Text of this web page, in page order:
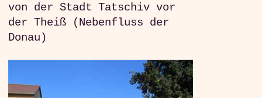
von der Stadt Tatschiv vor
der Theiß (Nebenfluss der
Donau)